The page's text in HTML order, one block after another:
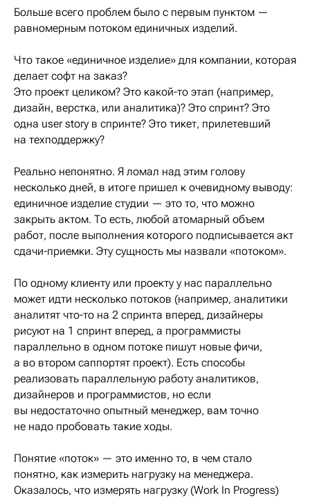
Больше всего проблем было с первым пунктом —
равномерным потоком единичных изделий.
Что такое «единичное изделие» для компании, которая
делает софт на заказ?
Это проект целиком? Это какой-то этап (например,
дизайн, верстка, или аналитика)? Это спринт? Это
одна user story в спринте? Это тикет, прилетевший
на техподдержку?
Реально непонятно. Я ломал над этим голову
несколько дней, в итоге пришел к очевидному выводу:
единичное изделие студии — это то, что можно
закрыть актом. То есть, любой атомарный объем
работ, после выполнения которого подписывается акт
сдачи-приемки. Эту сущность мы назвали «потоком».
По одному клиенту или проекту у нас параллельно
может идти несколько потоков (например, аналитики
аналитят что-то на 2 спринта вперед, дизайнеры
рисуют на 1 спринт вперед, а программисты
параллельно в одном потоке пишут новые фичи,
а во втором саппортят проект). Есть способы
реализовать параллельную работу аналитиков,
дизайнеров и программистов, но если
вы недостаточно опытный менеджер, вам точно
не надо пробовать такие ходы.
Понятие «поток» — это именно то, в чем стало
понятно, как измерить нагрузку на менеджера.
Оказалось, что измерять нагрузку (Work In Progress)